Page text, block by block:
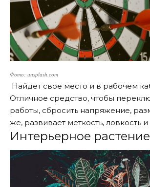
Фото: unsplash.com
Найдет свое место и в рабочем
Отличное средство, чтобы
работы, сбросить напряжение,
же, развивает меткость, ловкость
Интерьерное растение